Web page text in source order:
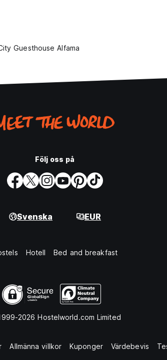
Guesthouse Alfama
Följ oss på
Svenska EUR
Hotell Bed and breakfast
2026 Hostelworld.com Limited
Allmänna villkor Kuponger Värdebevis